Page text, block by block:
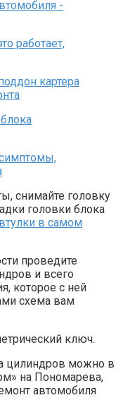
снимайте головку
головки блока
втулки в самом
проведите
и всего
которое с ней
схема вам
ключ.
цилиндров можно в
на Пономарева,
автомобиля